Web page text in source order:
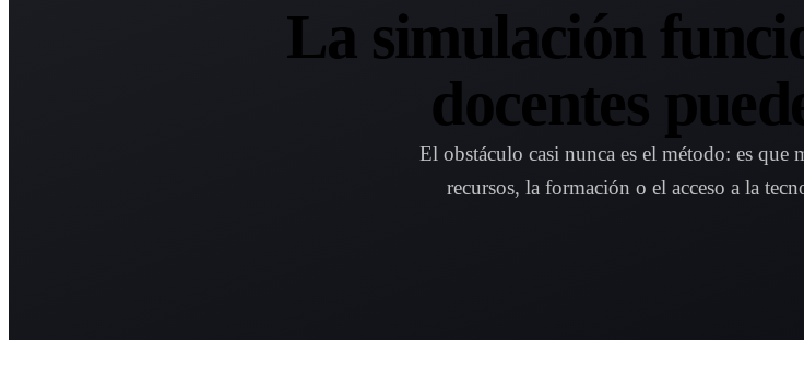
La simulación
docentes
El obstáculo casi nunca es el método: es que
recursos, la formación o el acceso a la